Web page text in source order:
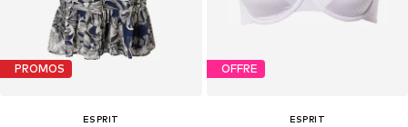
PROMOS
ESPRIT
OFFRE
ESPRIT